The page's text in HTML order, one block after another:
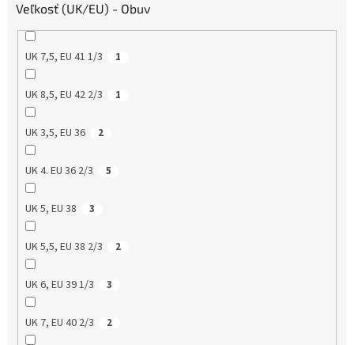
Veľkosť (UK/EU) - Obuv
UK 7,5, EU 41 1/3 1
UK 8,5, EU 42 2/3 1
UK 3,5, EU 36 2
UK 4. EU 36 2/3 5
UK 5, EU 38 3
UK 5,5, EU 38 2/3 2
UK 6, EU 39 1/3 3
UK 7, EU 40 2/3 2